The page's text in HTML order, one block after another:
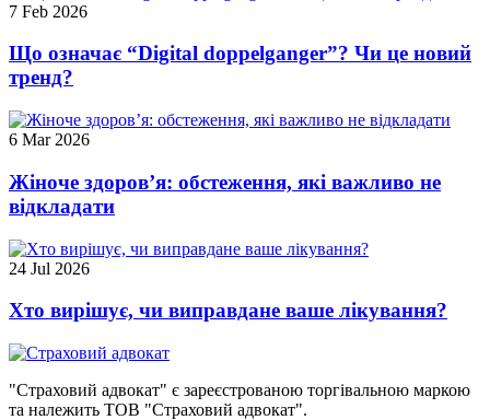
7 Feb 2026
Що означає “Digital doppelganger”? Чи це новий
тренд?
6 Mar 2026
Жіноче здоров’я: обстеження, які важливо не
відкладати
24 Jul 2026
Хто вирішує, чи виправдане ваше лікування?
"Страховий адвокат" є зареєстрованою торгівальною маркою
та належить ТОВ "Страховий адвокат".